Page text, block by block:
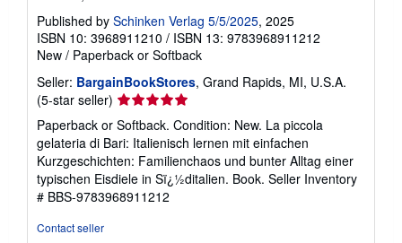
Published by Schinken Verlag 5/5/2025, 2025
ISBN 10: 3968911210 / ISBN 13: 9783968911212
New / Paperback or Softback
Seller: BargainBookStores, Grand Rapids, MI, U.S.A.
(5-star seller) Seller
rating
5
out
of
5
stars
Paperback or Softback. Condition: New. La piccola
gelateria di Bari: Italienisch lernen mit einfachen
Kurzgeschichten: Familienchaos und bunter Alltag einer
typischen Eisdiele in Sï¿½ditalien. Book. Seller Inventory
# BBS-9783968911212
Contact seller